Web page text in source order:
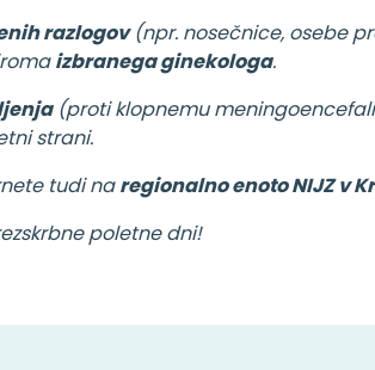
razlogov(npr. nosečnice, osebe
izbranega ginekologa.
(proti klopnemu
strani.
tudi naregionalno enoto NIJZ v
poletne dni!